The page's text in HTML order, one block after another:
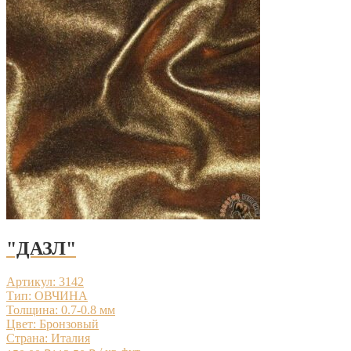
"ДАЗЛ"
Артикул: 3142
Тип: ОВЧИНА
Толщина: 0.7-0.8 мм
Цвет: Бронзовый
Страна: Италия